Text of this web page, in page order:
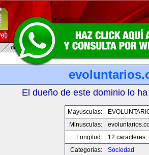
El dueño de este dominio lo
Mayusculas:
Minusculas:
Longitud:
12 caracteres
Categorias:
Sociedad